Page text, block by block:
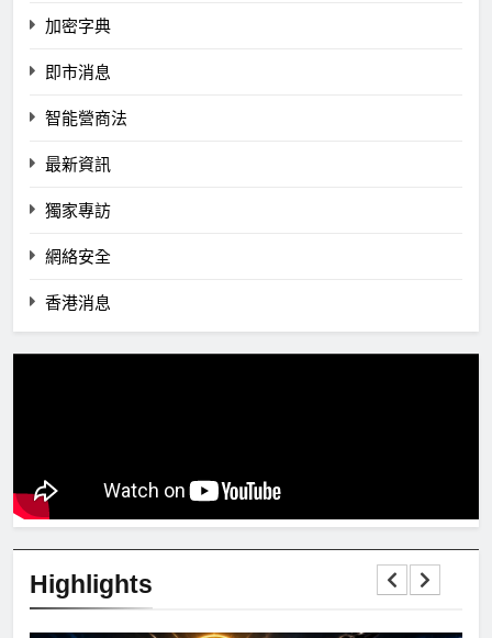
加密字典
即市消息
智能營商法
最新資訊
獨家專訪
網絡安全
香港消息
Highlights